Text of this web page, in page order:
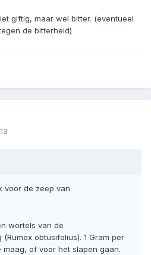
giftig, maar wel bitter. (eventueel
de bitterheid)
voor de zeep van
wortels van de
obtusifolius). 1 Gram per
of voor het slapen gaan.